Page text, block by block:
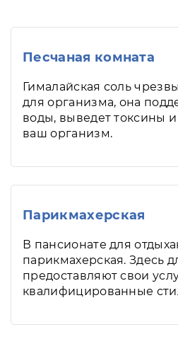
Песчаная комната
Гималайская соль
для организма, она
воды, выведет токсины
ваш организм.
Парикмахерская
В пансионате для
парикмахерская. Здесь
предоставляют свои
квалифицированные